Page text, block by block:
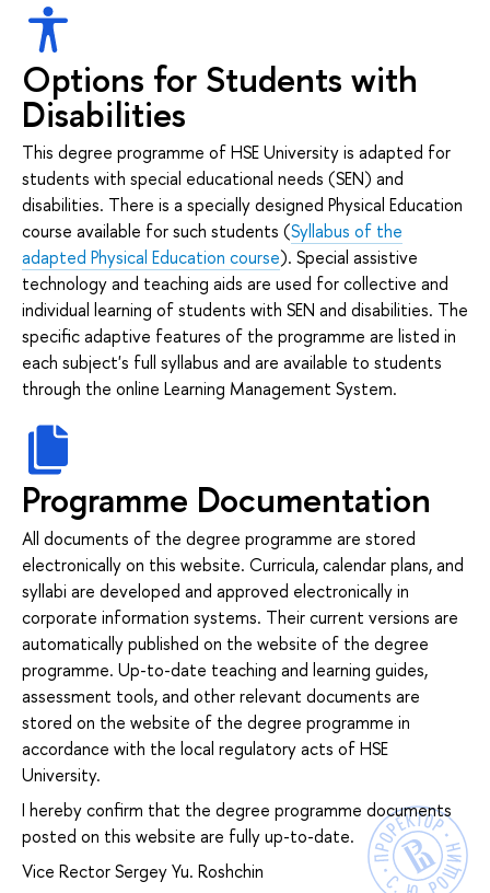
Options for Students with
Disabilities
This degree programme of HSE University is adapted for
students with special educational needs (SEN) and
disabilities. There is a specially designed Physical Education
course available for such students (Syllabus of the
adapted Physical Education course). Special assistive
technology and teaching aids are used for collective and
individual learning of students with SEN and disabilities. The
specific adaptive features of the programme are listed in
each subject's full syllabus and are available to students
through the online Learning Management System.
Programme Documentation
All documents of the degree programme are stored
electronically on this website. Curricula, calendar plans, and
syllabi are developed and approved electronically in
corporate information systems. Their current versions are
automatically published on the website of the degree
programme. Up-to-date teaching and learning guides,
assessment tools, and other relevant documents are
stored on the website of the degree programme in
accordance with the local regulatory acts of HSE
University.
I hereby confirm that the degree programme documents
posted on this website are fully up-to-date.
Vice Rector Sergey Yu. Roshchin